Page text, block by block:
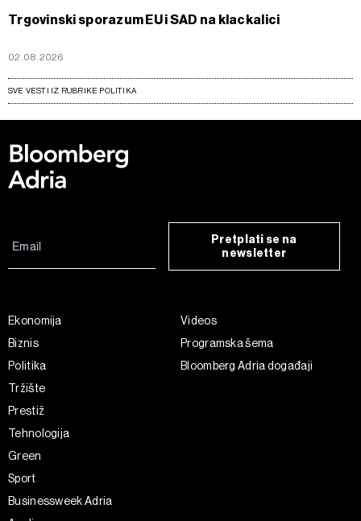
Trgovinski sporazum EU i SAD na klackalici
02.08.2026
SVE VESTI IZ RUBRIKE POLITIKA
Pretplati se na
newsletter
Ekonomija
Biznis
Politika
Tržište
Prestiž
Tehnologija
Green
Sport
Businessweek Adria
Videos
Programska šema
Bloomberg Adria događaji